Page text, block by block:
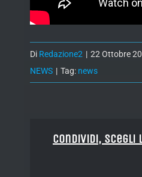
Di Redazione2 | 22 Ottobre
NEWS | Tag: news
Condividi,